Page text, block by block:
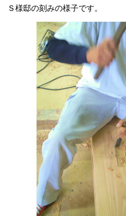
Ｓ様邸の刻みの様子です。